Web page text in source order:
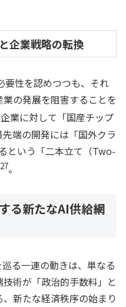
企業戦略の転換
要性を認めつつも、それ
の発展を阻害することを
業に対して「国産チップ
端の開発には「国外クラ
という「二本立て（Two-
27。
る新たなAI供給網
る一連の動きは、単なる
術が「政治的手数料」と
、新たな経済秩序の始まり